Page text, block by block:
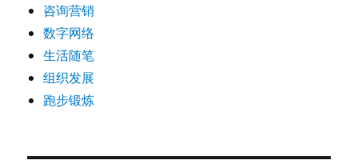
咨询营销
数字网络
生活随笔
组织发展
跑步锻炼